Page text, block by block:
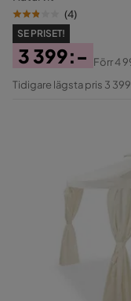
(4)
SE PRISET!
Pris
3 399:-
Original
Förr4
Tidigare lägsta pris 3